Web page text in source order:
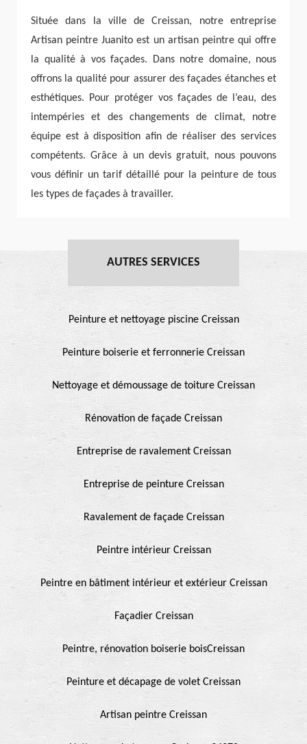
Située dans la ville de Creissan, notre entreprise
Artisan peintre Juanito est un artisan peintre qui offre
la qualité à vos façades. Dans notre domaine, nous
offrons la qualité pour assurer des façades étanches et
esthétiques. Pour protéger vos façades de l’eau, des
intempéries et des changements de climat, notre
équipe est à disposition afin de réaliser des services
compétents. Grâce à un devis gratuit, nous pouvons
vous définir un tarif détaillé pour la peinture de tous
les types de façades à travailler.
AUTRES SERVICES
Peinture et nettoyage piscine Creissan
Peinture boiserie et ferronnerie Creissan
Nettoyage et démoussage de toiture Creissan
Rénovation de façade Creissan
Entreprise de ravalement Creissan
Entreprise de peinture Creissan
Ravalement de façade Creissan
Peintre intérieur Creissan
Peintre en bâtiment intérieur et extérieur Creissan
Façadier Creissan
Peintre, rénovation boiserie boisCreissan
Peinture et décapage de volet Creissan
Artisan peintre Creissan